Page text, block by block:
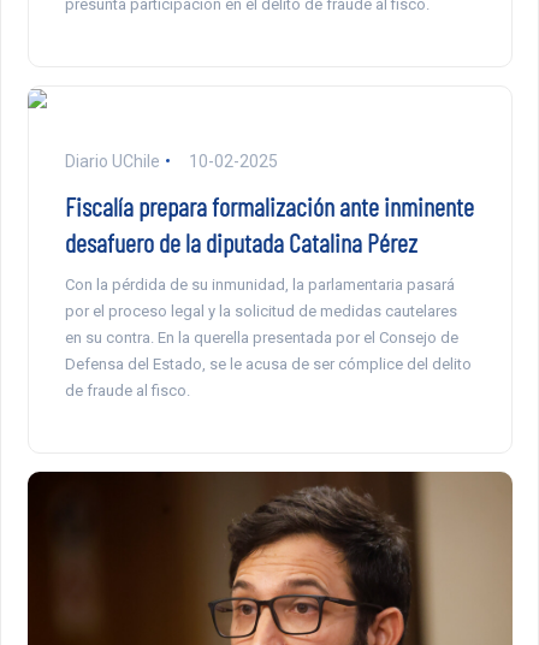
presunta participación en el delito de fraude al fisco.
Diario UChile 10-02-2025
Fiscalía prepara formalización ante inminente
desafuero de la diputada Catalina Pérez
Con la pérdida de su inmunidad, la parlamentaria pasará
por el proceso legal y la solicitud de medidas cautelares
en su contra. En la querella presentada por el Consejo de
Defensa del Estado, se le acusa de ser cómplice del delito
de fraude al fisco.